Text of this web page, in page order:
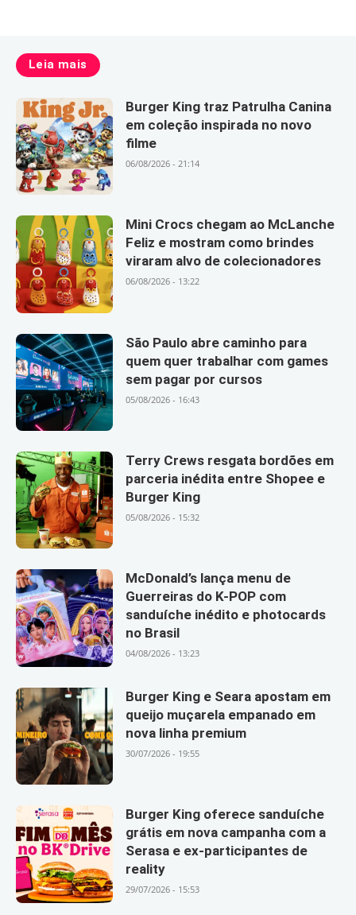
Leia mais
Burger King traz Patrulha Canina
em coleção inspirada no novo
filme
06/08/2026 - 21:14
Mini Crocs chegam ao McLanche
Feliz e mostram como brindes
viraram alvo de colecionadores
06/08/2026 - 13:22
São Paulo abre caminho para
quem quer trabalhar com games
sem pagar por cursos
05/08/2026 - 16:43
Terry Crews resgata bordões em
parceria inédita entre Shopee e
Burger King
05/08/2026 - 15:32
McDonald’s lança menu de
Guerreiras do K-POP com
sanduíche inédito e photocards
no Brasil
04/08/2026 - 13:23
Burger King e Seara apostam em
queijo muçarela empanado em
nova linha premium
30/07/2026 - 19:55
Burger King oferece sanduíche
grátis em nova campanha com a
Serasa e ex-participantes de
reality
29/07/2026 - 15:53